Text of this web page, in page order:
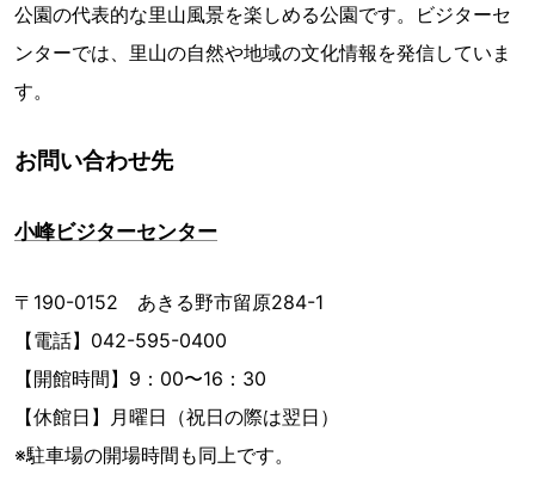
公園の代表的な里山風景を楽しめる公園です。ビジターセ
ンターでは、里山の自然や地域の文化情報を発信していま
す。
お問い合わせ先
小峰ビジターセンター
〒190-0152 あきる野市留原284-1
【電話】042-595-0400
【開館時間】9：00〜16：30
【休館日】月曜日（祝日の際は翌日）
※駐車場の開場時間も同上です。